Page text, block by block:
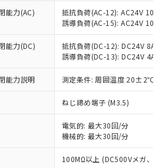
能力(AC)
抵抗負荷(AC-12): AC24V 10A/
誘導負荷(AC-15): AC24V
能力(DC)
抵抗負荷(DC-12): DC24V 8A/
誘導負荷(DC-13): DC24V 4A/
能力説明 測定条件: 周囲温度 20±2℃、
ねじ締め端子 (M3.5)
電気的: 最大30回/分
機械的: 最大30回/分
100MΩ以上 (DC500Vメガ、点
件
お読みいただき、同意のうえ
スは、当社制御機器事業取扱
社在庫状況および標準価格
提供させていただくもので
機器事業取扱商品の中には、
RoHS指令（10物質）の非含
製品に切り替える予定のある
：EU RoHS指令（10物質）の
応の商品で、対応品を出す予
EU RoHS指令（10物質）の
状況を調査中または確認中の
イセンス料など無形物で、有
係のない商品です。
質材料含有率が中国RoHSの
質材料含有率が中国RoHSの